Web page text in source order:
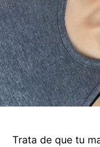
Trata de que tu